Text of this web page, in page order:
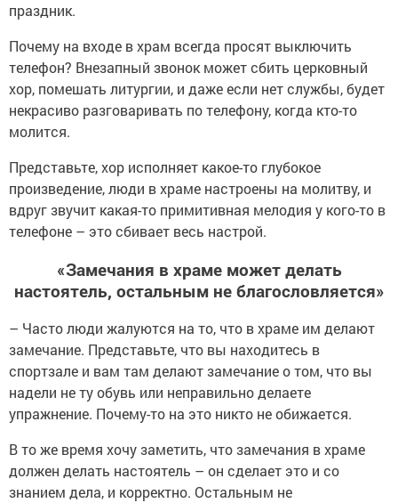
праздник.
Почему на входе в храм всегда просят выключить
телефон? Внезапный звонок может сбить церковный
хор, помешать литургии, и даже если нет службы, будет
некрасиво разговаривать по телефону, когда кто-то
молится.
Представьте, хор исполняет какое-то глубокое
произведение, люди в храме настроены на молитву, и
вдруг звучит какая-то примитивная мелодия у кого-то в
телефоне – это сбивает весь настрой.
«Замечания в храме может делать
настоятель, остальным не благословляется»
– Часто люди жалуются на то, что в храме им делают
замечание. Представьте, что вы находитесь в
спортзале и вам там делают замечание о том, что вы
надели не ту обувь или неправильно делаете
упражнение. Почему-то на это никто не обижается.
В то же время хочу заметить, что замечания в храме
должен делать настоятель – он сделает это и со
знанием дела, и корректно. Остальным не